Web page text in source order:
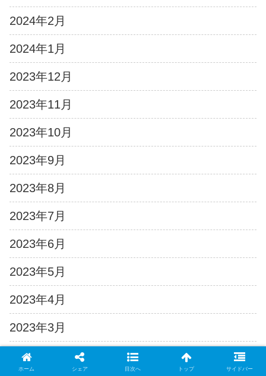
2024年2月
2024年1月
2023年12月
2023年11月
2023年10月
2023年9月
2023年8月
2023年7月
2023年6月
2023年5月
2023年4月
2023年3月
2023年2月
ホーム シェア 目次へ トップ サイドバー